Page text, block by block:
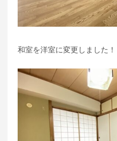
和室を洋室に変更しました！